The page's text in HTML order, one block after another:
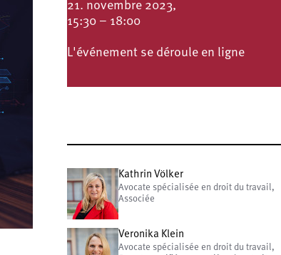
21. novembre 2023,
15:30 – 18:00
L'événement se déroule en ligne
Kathrin Völker
Avocate spécialisée en droit du travail,
Associée
Veronika Klein
Avocate spécialisée en droit du travail,